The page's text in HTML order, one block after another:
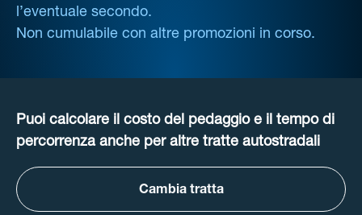
l’eventuale secondo.
Non cumulabile con altre promozioni in corso.
Puoi calcolare il costo del pedaggio e il tempo di
percorrenza anche per altre tratte autostradali
Cambia tratta